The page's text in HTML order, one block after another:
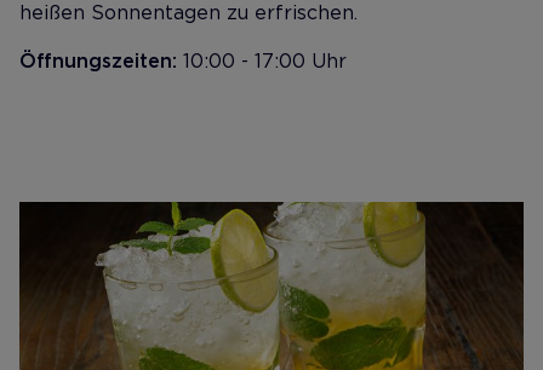
heißen Sonnentagen zu erfrischen.
Öffnungszeiten: 10:00 - 17:00 Uhr